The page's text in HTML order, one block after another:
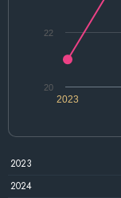
2023
20
22
2023
2024